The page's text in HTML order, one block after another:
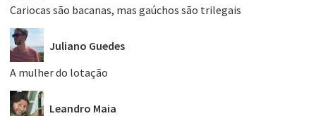
Cariocas são bacanas, mas gaúchos são trilegais
Juliano Guedes
A mulher do lotação
Leandro Maia